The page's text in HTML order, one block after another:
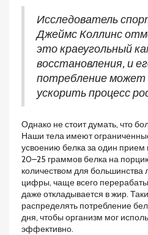
Исследователь
Джеймс Коллинс
это краеугольный
восстановления, и
потребление может
ускорить процесс
Однако не стоит думать, что
Наши тела имеют
усвоению белка за один
20–25 граммов белка на
количеством для большинства
цифры, чаще всего
даже откладывается в жир.
распределять потребление
дня, чтобы организм мог
эффективно.